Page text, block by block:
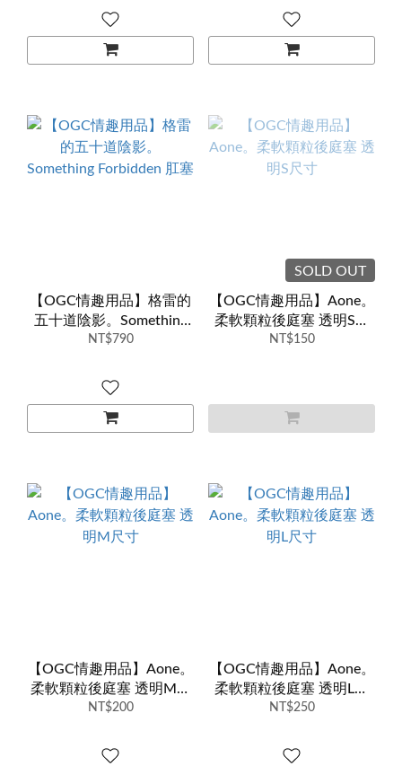
【OGC情趣用品】格雷的
五十道陰影。Something
Forbidden 肛塞
NT$790
SOLD OUT
【OGC情趣用品】Aone。
柔軟顆粒後庭塞 透明S尺
寸
NT$150
【OGC情趣用品】Aone。
柔軟顆粒後庭塞 透明M尺
寸
NT$200
【OGC情趣用品】Aone。
柔軟顆粒後庭塞 透明L尺
寸
NT$250